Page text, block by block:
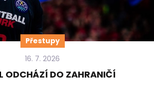
Přestupy
16. 7. 2026
ODCHÁZÍ DO ZAHRANIČÍ